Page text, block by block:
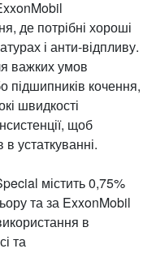
де потрібні хороші
і анти-відпливу.
важких умов
підшипників кочення,
швидкості
щоб
устаткуванні.
містить 0,75%
та за ExxonMobil
в
та